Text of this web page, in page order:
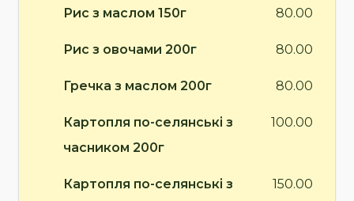
Рис з маслом 150г 80.00
Рис з овочами 200г 80.00
Гречка з маслом 200г 80.00
Картопля по-селянські з
часником 200г
100.00
Картопля по-селянські з
150.00